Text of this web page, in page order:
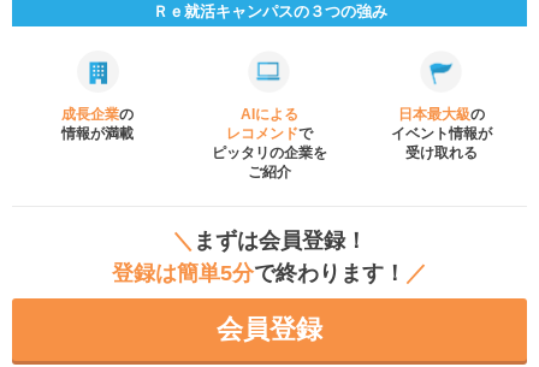
Ｒｅ就活キャンパスの３つの強み
成長企業の
情報が満載
AIによる
レコメンドで
ピッタリの企業を
ご紹介
日本最大級の
イベント情報が
受け取れる
＼ まずは会員登録！
登録は簡単5分で終わります！ ／
会員登録